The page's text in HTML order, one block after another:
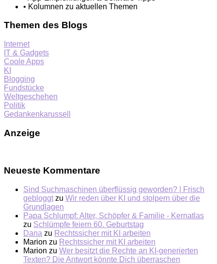
• Kolumnen zu aktuellen Themen
Themen des Blogs
Internet
IT & Gadgets
Coole Apps
KI
Blogging
Fundstücke
Weltgeschehen
Politik
Gedankenkarussell
Anzeige
Neueste Kommentare
Sind Suchmaschinen überflüssig geworden? | Frisch
gebloggt zu Wir reden über KI und stolpern über die
Grundlagen
Papa Schlumpf: Alter, Schöpfer & Familie - Kernatlas
zu Schlümpfe feiern 60. Geburtstag
Dana zu Rechtssicher mit KI arbeiten
Marion zu Rechtssicher mit KI arbeiten
Marion zu Wer besitzt die Rechte an KI-generierten
Texten? Die Antwort könnte Dich überraschen